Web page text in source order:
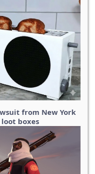
from New York
boxes